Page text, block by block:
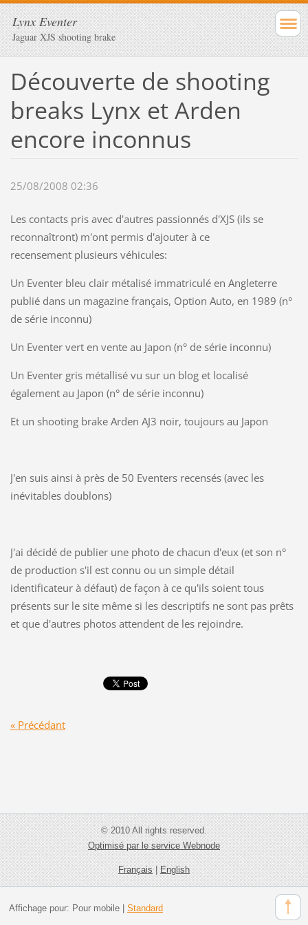
Lynx Eventer
Jaguar XJS shooting brake
Découverte de shooting
breaks Lynx et Arden
encore inconnus
25/08/2008 02:36
Les contacts pris avec d'autres passionnés d'XJS (ils se
reconnaîtront) m'ont permis d'ajouter à ce
recensement plusieurs véhicules:
Un Eventer bleu clair métalisé immatriculé en Angleterre
publié dans un magazine français, Option Auto, en 1989 (n°
de série inconnu)
Un Eventer vert en vente au Japon (n° de série inconnu)
Un Eventer gris métallisé vu sur un blog et localisé
également au Japon (n° de série inconnu)
Et un shooting brake Arden AJ3 noir, toujours au Japon
J'en suis ainsi à près de 50 Eventers recensés (avec les
inévitables doublons)
J'ai décidé de publier une photo de chacun d'eux (et son n°
de production s'il est connu ou un simple détail
identificateur à défaut) de façon à ce qu'ils soient tous
présents sur le site même si les descriptifs ne sont pas prêts
et que d'autres photos attendent de les rejoindre.
« Précédant
© 2010 All rights reserved.
Optimisé par le service Webnode
Français|English
Affichage pour: Pour mobile| Standard